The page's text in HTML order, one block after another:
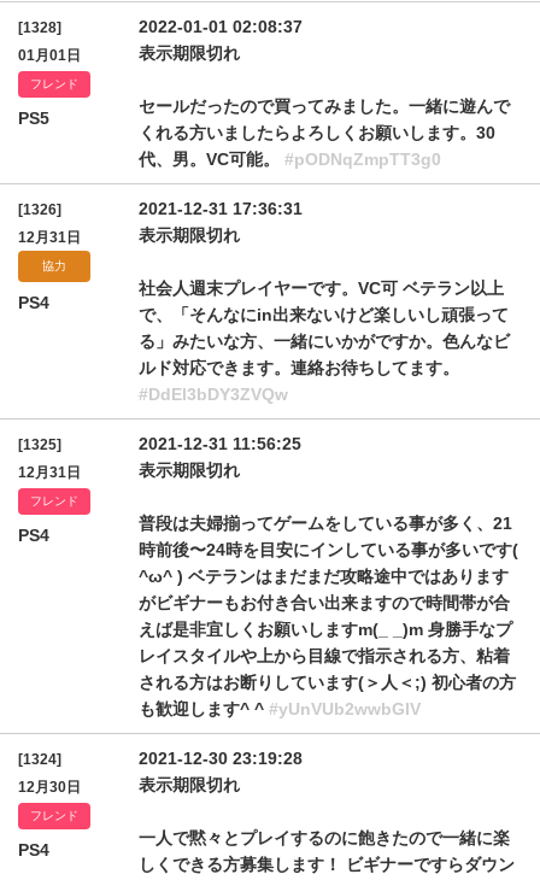
[1328]
01月01日
フレンド
PS5
2022-01-01 02:08:37
表示期限切れ
セールだったので買ってみました。一緒に遊んで
くれる方いましたらよろしくお願いします。30
代、男。VC可能。 #pODNqZmpTT3g0
[1326]
12月31日
協力
PS4
2021-12-31 17:36:31
表示期限切れ
社会人週末プレイヤーです。VC可 ベテラン以上
で、「そんなにin出来ないけど楽しいし頑張って
る」みたいな方、一緒にいかがですか。色んなビ
ルド対応できます。連絡お待ちしてます。
#DdEl3bDY3ZVQw
[1325]
12月31日
フレンド
PS4
2021-12-31 11:56:25
表示期限切れ
普段は夫婦揃ってゲームをしている事が多く、21
時前後〜24時を目安にインしている事が多いです(
^ω^ ) ベテランはまだまだ攻略途中ではあります
がビギナーもお付き合い出来ますので時間帯が合
えば是非宜しくお願いしますm(_ _)m 身勝手なプ
レイスタイルや上から目線で指示される方、粘着
される方はお断りしています(＞人＜;) 初心者の方
も歓迎します^ ^ #yUnVUb2wwbGlV
[1324]
12月30日
フレンド
PS4
2021-12-30 23:19:28
表示期限切れ
一人で黙々とプレイするのに飽きたので一緒に楽
しくできる方募集します！ ビギナーですらダウン